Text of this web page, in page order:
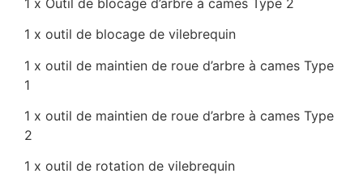
1 x outil de blocage de vilebrequin
1 x outil de maintien de roue d’arbre à cames Type
1
1 x outil de maintien de roue d’arbre à cames Type
2
1 x outil de rotation de vilebrequin